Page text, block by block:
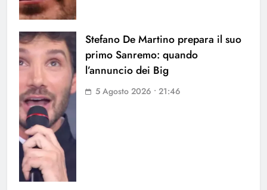
Stefano De Martino prepara il suo
primo Sanremo: quando
l’annuncio dei Big
5 Agosto 2026 • 21:46